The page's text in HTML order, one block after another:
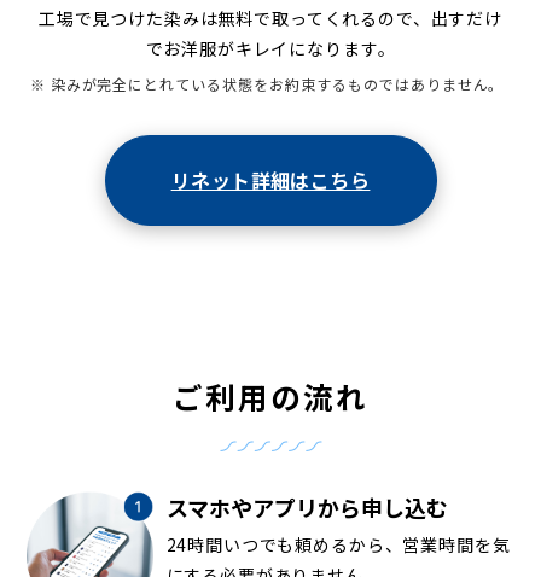
工場で見つけた染みは無料で取ってくれるので、出すだけ
でお洋服がキレイになります。
※ 染みが完全にとれている状態をお約束するものではありません。
リネット詳細はこちら
ご利用の流れ
スマホやアプリから申し込む
24時間いつでも頼めるから、営業時間を気